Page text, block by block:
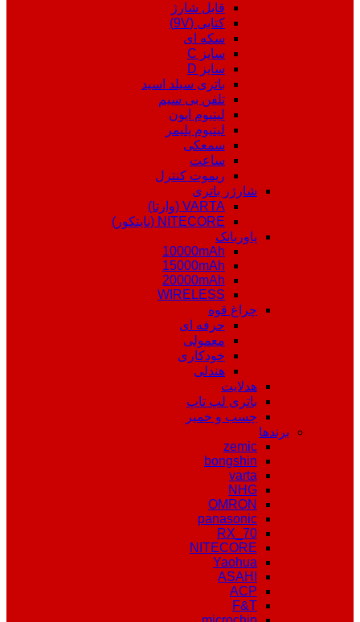
قابل شارژ
کتابی (9V)
سکه ای
سایز C
سایز D
باتری سیلد اسید
تلفن بی سیم
لیتیوم ایون
لیتیوم پلیمر
سمعکی
ساعت
ریموت کنترل
شارژر باتری
VARTA (وارتا)
NITECORE (نایتکور)
پاوربانک
10000mAh
15000mAh
20000mAh
WIRELESS
چراغ قوه
حرفه ای
معمولی
خودکاری
هندلی
هدلایت
باتری لپ تاپ
چسب و خمیر
برندها
zemic
bongshin
varta
NHG
OMRON
panasonic
RX_70
NITECORE
Yaohua
ASAHI
ACP
F&T